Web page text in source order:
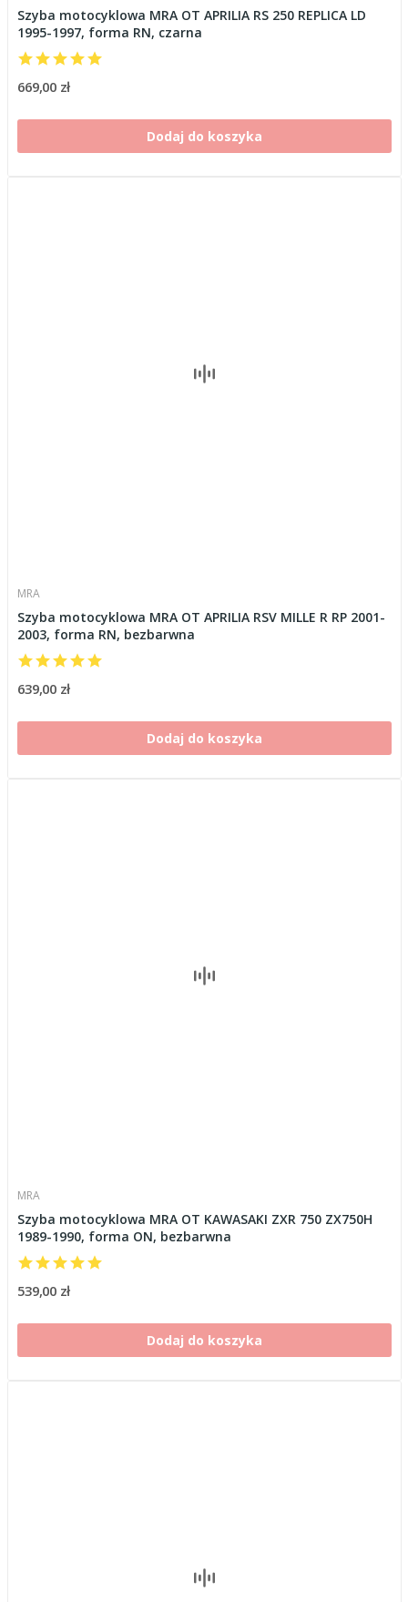
Szyba motocyklowa MRA OT APRILIA RS 250 REPLICA LD
1995-1997, forma RN, czarna
669,00 zł
Dodaj do koszyka
MRA
Szyba motocyklowa MRA OT APRILIA RSV MILLE R RP 2001-
2003, forma RN, bezbarwna
639,00 zł
Dodaj do koszyka
MRA
Szyba motocyklowa MRA OT KAWASAKI ZXR 750 ZX750H
1989-1990, forma ON, bezbarwna
539,00 zł
Dodaj do koszyka